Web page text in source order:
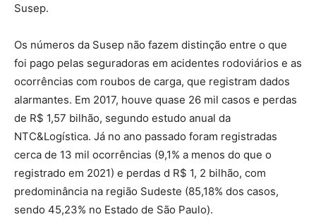
Susep.
Os números da Susep não fazem distinção entre o que
foi pago pelas seguradoras em acidentes rodoviários e as
ocorrências com roubos de carga, que registram dados
alarmantes. Em 2017, houve quase 26 mil casos e perdas
de R$ 1,57 bilhão, segundo estudo anual da
NTC&Logística. Já no ano passado foram registradas
cerca de 13 mil ocorrências (9,1% a menos do que o
registrado em 2021) e perdas d R$ 1, 2 bilhão, com
predominância na região Sudeste (85,18% dos casos,
sendo 45,23% no Estado de São Paulo).